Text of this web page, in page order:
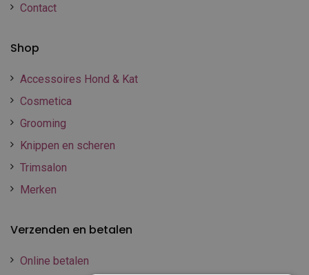
Contact
Shop
Accessoires Hond & Kat
Cosmetica
Grooming
Knippen en scheren
Trimsalon
Merken
Verzenden en betalen
Online betalen